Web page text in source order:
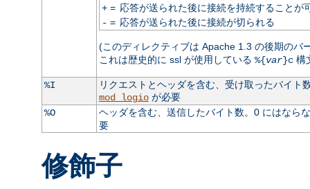
+= 応答が送られた後に接続を持続することが
- = 応答が送られた後に接続が切られる
(このディレクティブは Apache 1.3 の後期のバ
これは歴史的に ssl が使用している %{var}c構
%I
リクエストとヘッダを含む、受け取ったバイ
mod_logioが必要
%O
ヘッダを含む、送信したバイト数。0 にはなら
要
修飾子